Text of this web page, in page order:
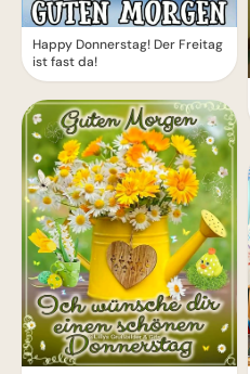
Happy Donnerstag! Der Freitag
ist fast da!